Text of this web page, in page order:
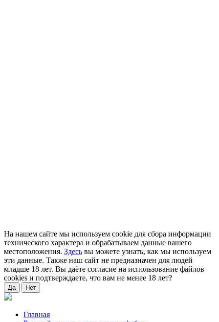
На нашем сайте мы используем cookie для сбора информации
технического характера и обрабатываем данные вашего
местоположения. Здесь вы можете узнать, как мы используем
эти данные. Также наш сайт не предназначен для людей
младше 18 лет. Вы даёте согласие на использование файлов
cookies и подтверждаете, что вам не менее 18 лет?
Да Нет
Главная